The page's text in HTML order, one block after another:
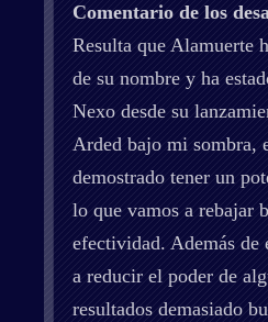
Comentario de los
Resulta que Alamuerte
de su nombre y ha
Nexo desde su
Arded bajo mi sombra,
demostrado tener un
lo que vamos a rebajar
efectividad. Además de
a reducir el poder de
resultados demasiado